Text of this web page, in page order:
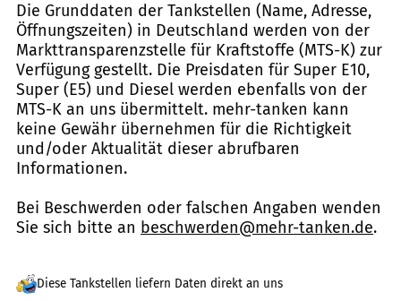
Die Grunddaten der Tankstellen (Name, Adresse,
Öffnungszeiten) in Deutschland werden von der
Markttransparenzstelle für Kraftstoffe (MTS-K) zur
Verfügung gestellt. Die Preisdaten für Super E10,
Super (E5) und Diesel werden ebenfalls von der
MTS-K an uns übermittelt. mehr-tanken kann
keine Gewähr übernehmen für die Richtigkeit
und/oder Aktualität dieser abrufbaren
Informationen.
Bei Beschwerden oder falschen Angaben wenden
Sie sich bitte an beschwerden@mehr-tanken.de.
Diese Tankstellen liefern Daten direkt an uns